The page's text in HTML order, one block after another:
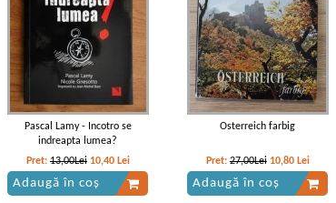
Pascal Lamy - Incotro se
indreapta lumea?
Pret: 13,00Lei 10,40 Lei
Adaugă în coș
Osterreich farbig
Pret:27,00Lei 10,80 Lei
Adaugă în coș